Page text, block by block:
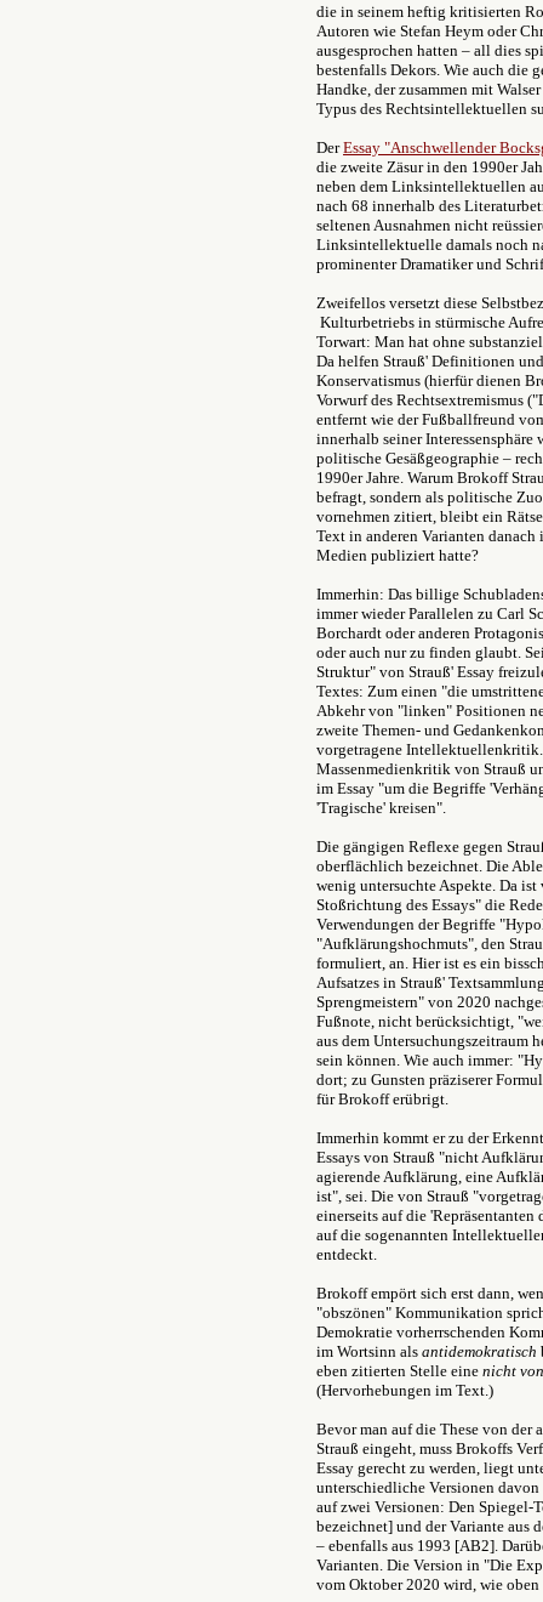
die in seinem heftig kritisierten
Autoren wie Stefan Heym oder
ausgesprochen hatten – all dies
bestenfalls Dekors. Wie auch die
Handke, der zusammen mit
Typus des Rechtsintellektuellen
DerEssay "Anschwellender
die zweite Zäsur in den 1990er
neben dem Linksintellektuellen
nach 68 innerhalb des
seltenen Ausnahmen nicht
Linksintellektuelle damals noch
prominenter Dramatiker und
Zweifellos versetzt diese
Kulturbetriebs in stürmische
Torwart: Man hat ohne
Da helfen Strauß' Definitionen
Konservatismus (hierfür dienen
Vorwurf des Rechtsextremismus
entfernt wie der Fußballfreund
innerhalb seiner
politische Gesäßgeographie –
1990er Jahre. Warum Brokoff
befragt, sondern als politische
vornehmen zitiert, bleibt ein
Text in anderen Varianten
Medien publiziert hatte?
Immerhin: Das billige
immer wieder Parallelen zu Carl
Borchardt oder anderen
oder auch nur zu finden glaubt.
Struktur" von Strauß' Essay
Textes: Zum einen "die
Abkehr von "linken" Positionen
zweite Themen- und
vorgetragene
Massenmedienkritik von Strauß
im Essay "um die Begriffe
'Tragische' kreisen".
Die gängigen Reflexe gegen
oberflächlich bezeichnet. Die
wenig untersuchte Aspekte. Da
Stoßrichtung des Essays" die
Verwendungen der Begriffe
"Aufklärungshochmuts", den
formuliert, an. Hier ist es ein
Aufsatzes in Strauß'
Sprengmeistern" von 2020
Fußnote, nicht berücksichtigt,
aus dem Untersuchungszeitraum
sein können. Wie auch immer:
dort; zu Gunsten präziserer
für Brokoff erübrigt.
Immerhin kommt er zu der
Essays von Strauß "nicht
agierende Aufklärung, eine
ist", sei. Die von Strauß
einerseits auf die
auf die sogenannten
entdeckt.
Brokoff empört sich erst dann,
"obszönen" Kommunikation
Demokratie vorherrschenden
im Wortsinn als antidemokratisch
eben zitierten Stelle eine nicht
(Hervorhebungen im Text.)
Bevor man auf die These von der
Strauß eingeht, muss Brokoffs
Essay gerecht zu werden, liegt
unterschiedliche Versionen
auf zwei Versionen: Den
bezeichnet] und der Variante aus
– ebenfalls aus 1993 [AB2].
Varianten. Die Version in "Die
vom Oktober 2020 wird, wie